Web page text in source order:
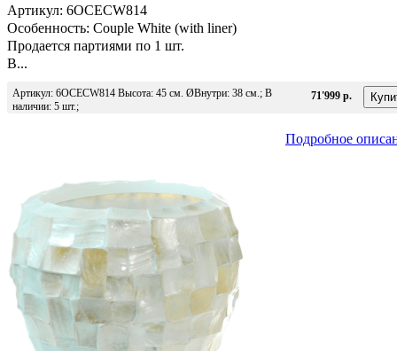
Артикул: 6OCECW814
Особенность: Couple White (with liner)
Продается партиями по 1 шт.
В...
Артикул: 6OCECW814 Высота: 45 см. ØВнутри: 38 см.; В
наличии: 5 шт.;
71'999 р.
Подробное